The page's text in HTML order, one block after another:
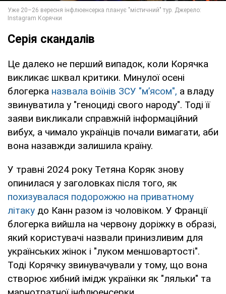
Серія скандалів
Це далеко не перший випадок, коли Корячка
викликає шквал критики. Минулої осені
блогерка назвала воїнів ЗСУ "м’ясом", а владу
звинуватила у "геноциді свого народу". Тоді її
заяви викликали справжній інформаційний
вибух, а чимало українців почали вимагати, аби
вона назавжди залишила країну.
У травні 2024 року Тетяна Коряк знову
опинилася у заголовках після того, як
похизувалася подорожжю на приватному
літаку до Канн разом із чоловіком. У Франції
блогерка вийшла на червону доріжку в образі,
який користувачі назвали принизливим для
українських жінок і "луком меншовартості".
Тоді Корячку звинувачували у тому, що вона
створює хибний імідж українки як "ляльки" та